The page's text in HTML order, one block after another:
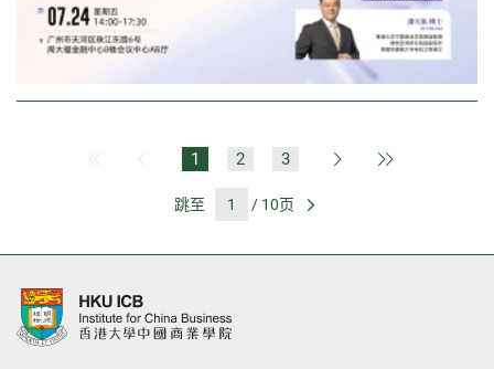
上一页
1 2 3 下一页
跳至 / 10页